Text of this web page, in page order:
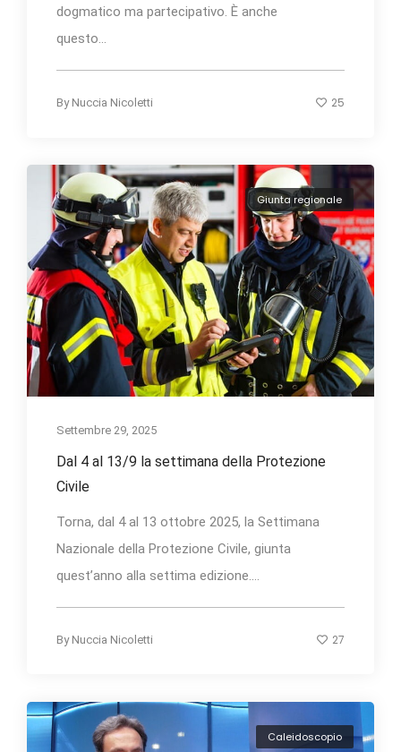
dogmatico ma partecipativo. È anche
questo...
By Nuccia Nicoletti 25
Giunta regionale
Settembre 29, 2025
Dal 4 al 13/9 la settimana della Protezione
Civile
Torna, dal 4 al 13 ottobre 2025, la Settimana
Nazionale della Protezione Civile, giunta
quest’anno alla settima edizione....
By Nuccia Nicoletti 27
Caleidoscopio